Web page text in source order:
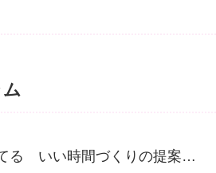
る いい時間づくりの提案…